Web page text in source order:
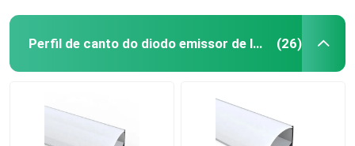
Perfil de canto do diodo emissor de luz (26)